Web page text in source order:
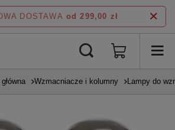
DOSTAWA od 299,00 zł
Wzmacniacze i kolumny Lampy do